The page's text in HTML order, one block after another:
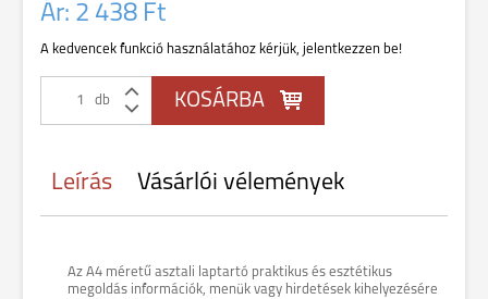
Ár: 2 438 Ft
A kedvencek funkció használatához kérjük, jelentkezzen be!
db
Leírás Vásárlói vélemények
Az A4 méretű asztali laptartó praktikus és esztétikus
megoldás információk, menük vagy hirdetések kihelyezésére